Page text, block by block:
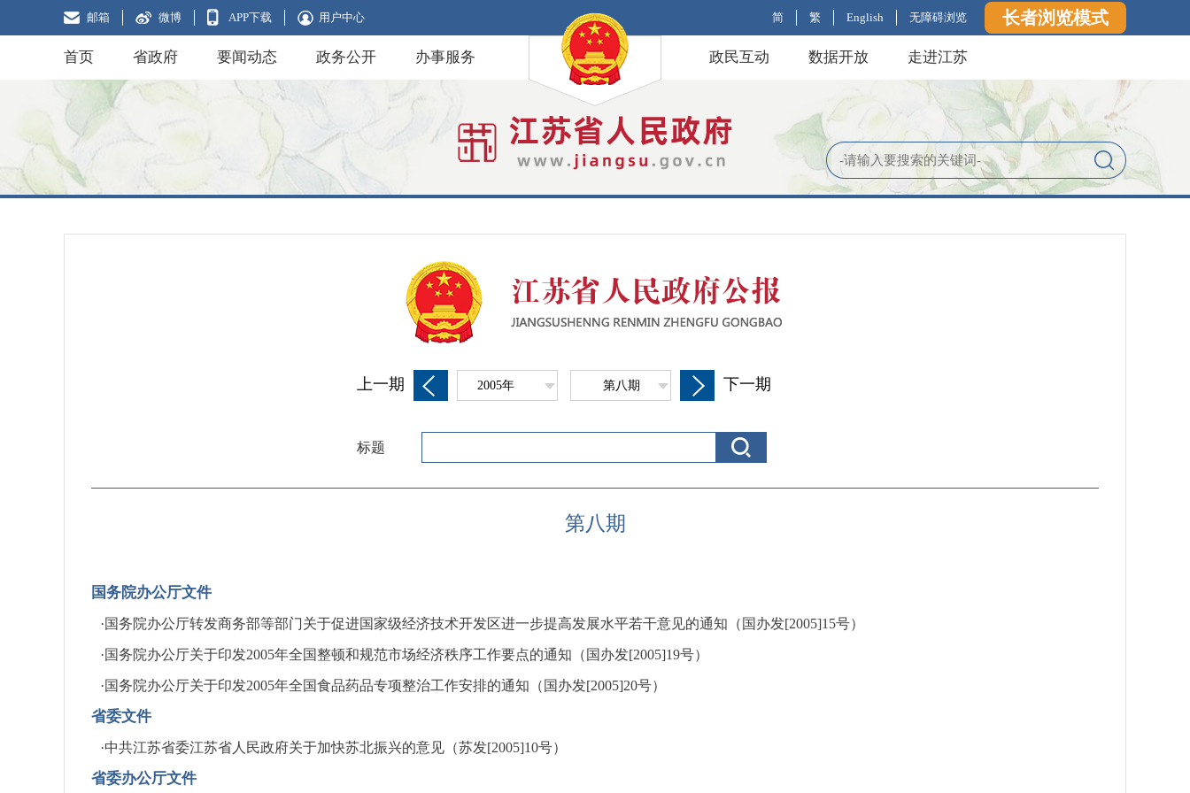
邮箱 微博 APP下载 用户中心 简 繁 English 无障碍浏览 长者浏览模式
首页 省政府 要闻动态 政务公开 办事服务 政民互动 数据开放 走进江苏
上一期 2005年 第八期 下一期
标题
第八期
国务院办公厅文件
·国务院办公厅转发商务部等部门关于促进国家级经济技术开发区进一步提高发展水平若干意见的通知（国办发[2005]15号）
·国务院办公厅关于印发2005年全国整顿和规范市场经济秩序工作要点的通知（国办发[2005]19号）
·国务院办公厅关于印发2005年全国食品药品专项整治工作安排的通知（国办发[2005]20号）
省委文件
·中共江苏省委江苏省人民政府关于加快苏北振兴的意见（苏发[2005]10号）
省委办公厅文件